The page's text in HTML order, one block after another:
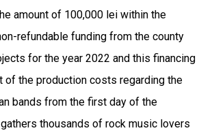
amount of 100,000 lei within the
refundable funding from the county
for the year 2022 and this financing
of the production costs regarding the
bands from the first day of the
thousands of rock music lovers